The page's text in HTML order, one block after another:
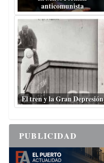
anticomunista
El tren y la Gran Depresión
PUBLICIDAD